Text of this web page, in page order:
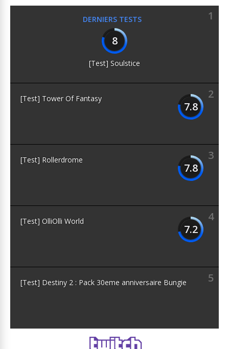
DERNIERS TESTS
1
8
[Test] Soulstice
2
7.8
[Test] Tower Of Fantasy
3
7.8
[Test] Rollerdrome
4
7.2
[Test] OlliOlli World
5
[Test] Destiny 2 : Pack 30eme anniversaire Bungie